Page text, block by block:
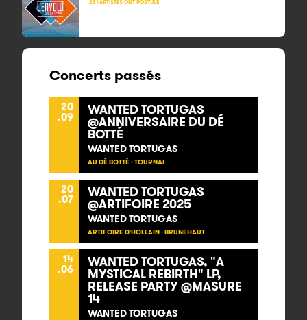
281 ARTISTES ONT POSTULÉ
Concerts passés
20
.09 WANTED TORTUGAS
@ANNIVERSAIRE DU DÉ
BOTTÉ
WANTED TORTUGAS
AU DÉ BOTTÉ - TOURNAI
20
.07 WANTED TORTUGAS
@ARTIFOIRE 2025
WANTED TORTUGAS
ARTIFOIRE D'HOLLAIN - BRUNEHAUT
14
.06 WANTED TORTUGAS, "A
MYSTICAL REBIRTH" LP,
RELEASE PARTY @MASURE
14
WANTED TORTUGAS